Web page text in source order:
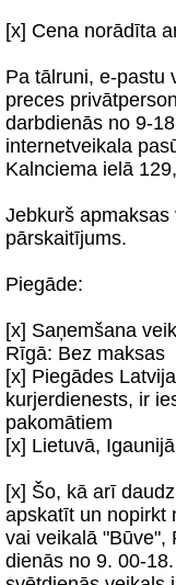
[x] Cena norādīta
Pa tālruni, e-pastu
preces
darbdienās no 9-
internetveikala
Kalnciema ielā
Jebkurš
pārskaitījums.
Piegāde:
[x] Saņemšana
Rīgā: Bez maksas
[x] Piegādes
kurjerdienests, ir
pakomātiem
[x] Lietuvā,
[x] Šo, kā arī
apskatīt un nopirkt
vai veikalā "Būve",
dienās no 9. 00-